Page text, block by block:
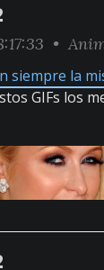
•
siempre la
GIFs los